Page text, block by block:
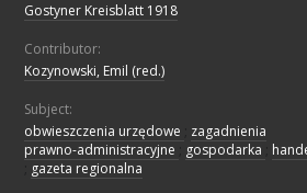
Gostyner Kreisblatt 1918
Contributor:
Kozynowski, Emil (red.)
Subject:
obwieszczenia urzędowe
zagadnienia
prawno-administracyjne
gospodarka
gazeta regionalna